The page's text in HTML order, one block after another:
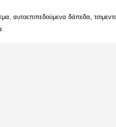
, αυτοεπιπεδούμενα δάπεδα,